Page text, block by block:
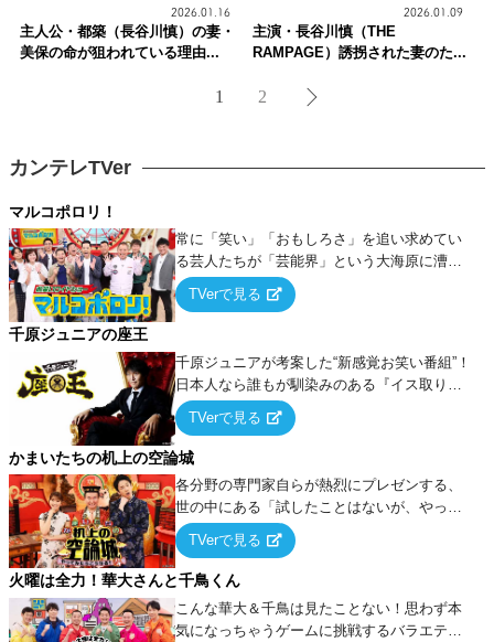
2026.01.16
主人公・都築（長谷川慎）の妻・
美保の命が狙われている理由...
2026.01.09
主演・長谷川慎（THE
RAMPAGE）誘拐された妻のた...
1 2
カンテレTVer
マルコポロリ！
常に「笑い」「おもしろさ」を追い求めてい
る芸人たちが「芸能界」という大海原に漕ぎ
出でて、新たなオモシロ人間を発掘する！
TVerで見る
千原ジュニアの座王
千原ジュニアが考案した“新感覚お笑い番組”！
日本人なら誰もが馴染みのある『イス取りゲ
ーム』をベースに、大喜利・ギャグ・モノボ
ケ・歌…など様々なお題で芸人がショートネ
タを競い合う！
TVerで見る
かまいたちの机上の空論城
各分野の専門家自らが熱烈にプレゼンする、
世の中にある「試したことはないが、やって
みたらこうなる！…ハズ」という“机上の空
論”に若手芸人らがカラダを張って挑む！
TVerで見る
火曜は全力！華大さんと千鳥くん
こんな華大＆千鳥は見たことない！思わず本
気になっちゃうゲームに挑戦するバラエティ